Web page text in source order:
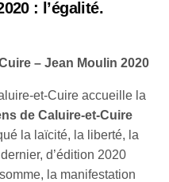
: l’égalité.
– Jean Moulin 2020
et-Cuire accueille la
de Caluire-et-Cuire
la laïcité, la liberté, la
d’édition 2020
la manifestation